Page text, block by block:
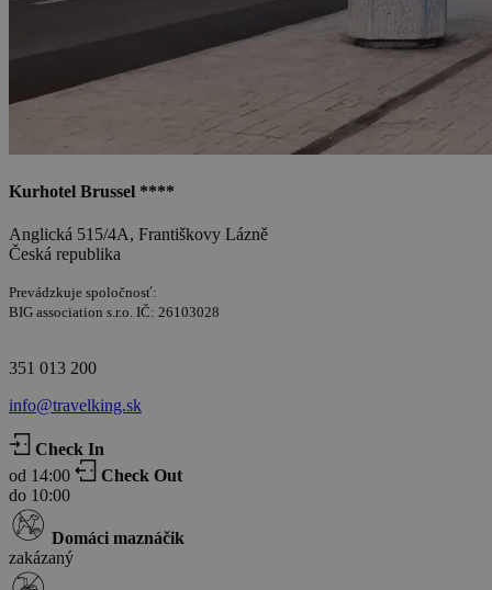
Kurhotel Brussel ****
Anglická 515/4A, Františkovy Lázně
Česká republika
Prevádzkuje spoločnosť:
BIG association s.r.o. IČ: 26103028
351 013 200
info@travelking.sk
Check In
od 14:00
Check Out
do 10:00
Domáci maznáčik
zakázaný